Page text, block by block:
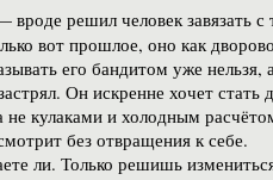
вроде решил человек завязать
вот прошлое, оно как
его бандитом уже
Он искренне хочет
не кулаками и холодным
без отвращения к себе.
ли. Только решишь